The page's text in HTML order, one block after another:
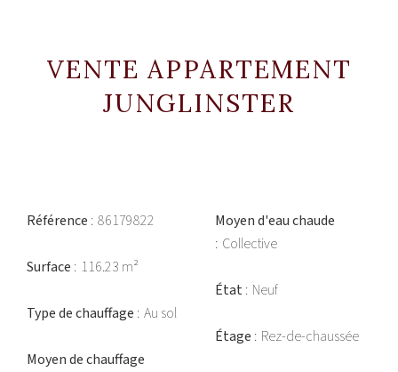
VENTE APPARTEMENT
JUNGLINSTER
Référence 86179822
Surface 116.23 m²
Type de chauffage Au sol
Moyen de chauffage
Moyen d'eau chaude
Collective
État Neuf
Étage Rez-de-chaussée